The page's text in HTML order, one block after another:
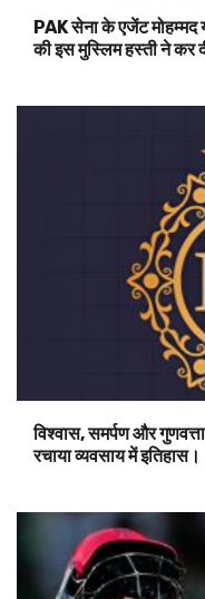
PAK सेना के एजेंट मोहम्मद
की इस मुस्लिम हस्ती ने कर
विश्वास, समर्पण और
रचाया व्यवसाय में इतिहास।